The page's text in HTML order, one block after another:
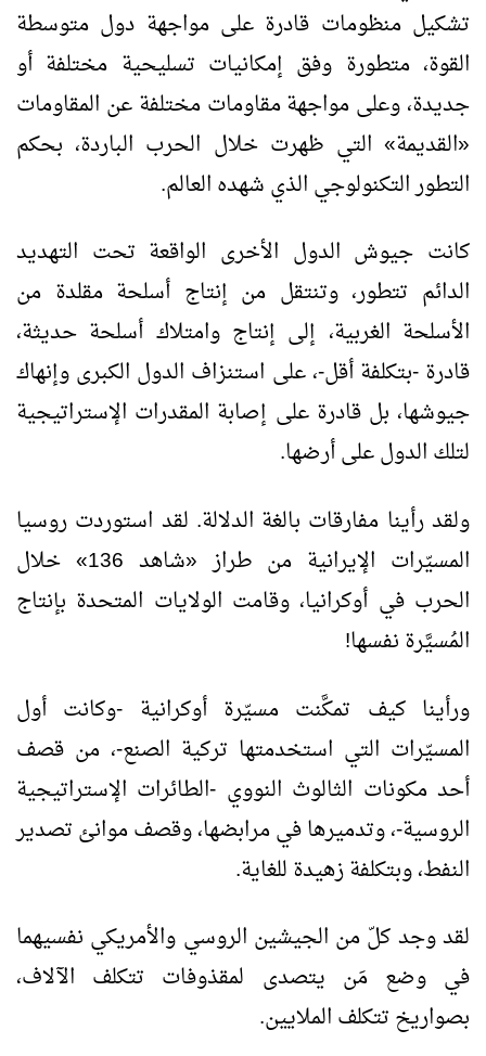
تشكيل منظومات قادرة على مواجهة دول متوسطة
القوة، متطورة وفق إمكانيات تسليحية مختلفة أو
جديدة، وعلى مواجهة مقاومات مختلفة عن المقاومات
«القديمة» التي ظهرت خلال الحرب الباردة، بحكم
التطور التكنولوجي الذي شهده العالم.
كانت جيوش الدول الأخرى الواقعة تحت التهديد
الدائم تتطور، وتنتقل من إنتاج أسلحة مقلدة من
الأسلحة الغربية، إلى إنتاج وامتلاك أسلحة حديثة،
قادرة -بتكلفة أقل-، على استنزاف الدول الكبرى وإنهاك
جيوشها، بل قادرة على إصابة المقدرات الإستراتيجية
لتلك الدول على أرضها.
ولقد رأينا مفارقات بالغة الدلالة. لقد استوردت روسيا
المسيّرات الإيرانية من طراز «شاهد 136» خلال
الحرب في أوكرانيا، وقامت الولايات المتحدة بإنتاج
المُسيَّرة نفسها!
ورأينا كيف تمكَّنت مسيّرة أوكرانية -وكانت أول
المسيّرات التي استخدمتها تركية الصنع-، من قصف
أحد مكونات الثالوث النووي -الطائرات الإستراتيجية
الروسية-، وتدميرها في مرابضها، وقصف موانئ تصدير
النفط، وبتكلفة زهيدة للغاية.
لقد وجد كلّ من الجيشين الروسي والأمريكي نفسيهما
في وضع مَن يتصدى لمقذوفات تتكلف الآلاف،
بصواريخ تتكلف الملايين.